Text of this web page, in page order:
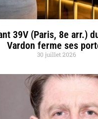
39V (Paris, 8e arr.)
Vardon ferme ses
30 juillet 2026